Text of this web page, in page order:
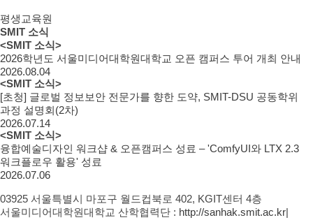
평생교육원
SMIT 소식
<SMIT 소식>
2026학년도 서울미디어대학원대학교 오픈 캠퍼스 투어 개최 안내
2026.08.04
<SMIT 소식>
[초청] 글로벌 정보보안 전문가를 향한 도약, SMIT-DSU 공동학위
과정 설명회(2차)
2026.07.14
<SMIT 소식>
융합예술디자인 워크샵 & 오픈캠퍼스 성료 – 'ComfyUI와 LTX 2.3
워크플로우 활용' 성료
2026.07.06
03925 서울특별시 마포구 월드컵북로 402, KGIT센터 4층
서울미디어대학원대학교 산학협력단 : http://sanhak.smit.ac.kr|